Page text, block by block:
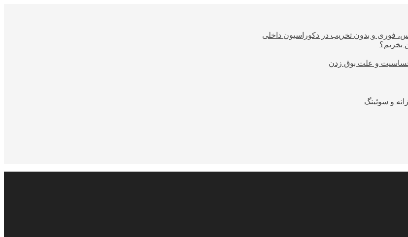
فوری و بدون تخریب در دکوراسیون داخلی
بخریم؟
حساسیت و علت بوق زدن
و سوئینگ